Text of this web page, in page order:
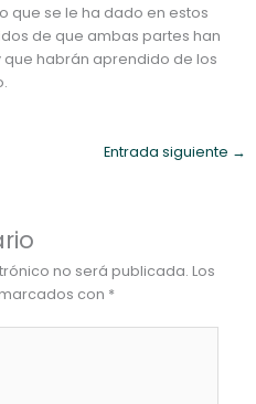
que se le ha dado en estos
de que ambas partes han
habrán aprendido de los
Entrada siguiente →
no será publicada. Los
con *